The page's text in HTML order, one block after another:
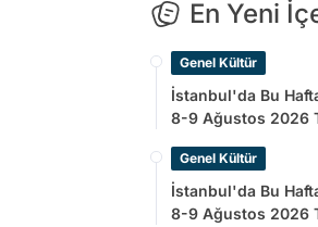
En Yeni
Genel Kültür
İstanbul'da Bu
8-9 Ağustos 2026
Genel Kültür
İstanbul'da Bu
8-9 Ağustos 2026